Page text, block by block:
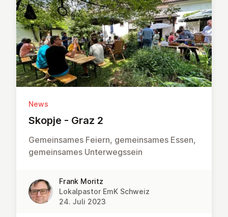
News
Skopje - Graz 2
Gemeinsames Feiern, gemeinsames Essen,
gemeinsames Unterwegssein
Frank Moritz
Lokalpastor EmK Schweiz
24. Juli 2023